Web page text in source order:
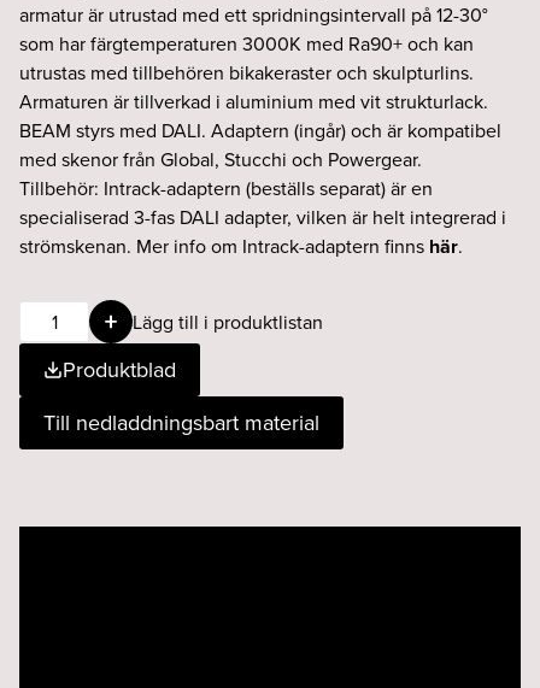
armatur är utrustad med ett spridningsintervall på 12-30°
som har färgtemperaturen 3000K med Ra90+ och kan
utrustas med tillbehören bikakeraster och skulpturlins.
Armaturen är tillverkad i aluminium med vit strukturlack.
BEAM styrs med DALI. Adaptern (ingår) och är kompatibel
med skenor från Global, Stucchi och Powergear.
Tillbehör: Intrack-adaptern (beställs separat) är en
specialiserad 3-fas DALI adapter, vilken är helt integrerad i
strömskenan. Mer info om Intrack-adaptern finns här.
BEAM
Zoom
25W
12°-30°
930
Lägg till i produktlistan
Produktblad
Till nedladdningsbart material